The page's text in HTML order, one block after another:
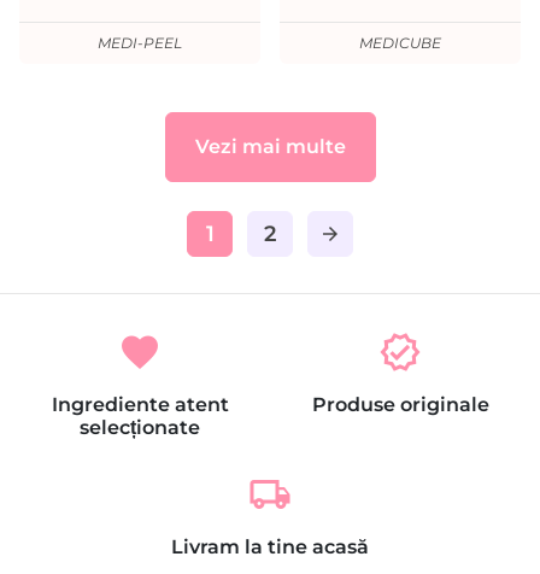
MEDI-PEEL MEDICUBE
Vezi mai multe
1 2 arrow_forward
favorite
Ingrediente atent
selecționate
verified
Produse originale
local_shipping
Livram la tine acasă